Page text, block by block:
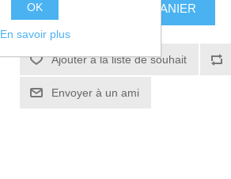
AJOUTER AU PANIER
Ajouter à la liste de souhait
Envoyer à un ami
OK
En savoir plus